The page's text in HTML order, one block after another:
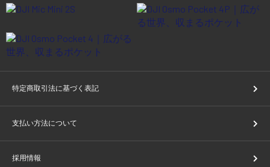
特定商取引法に基づく表記
支払い方法について
採用情報